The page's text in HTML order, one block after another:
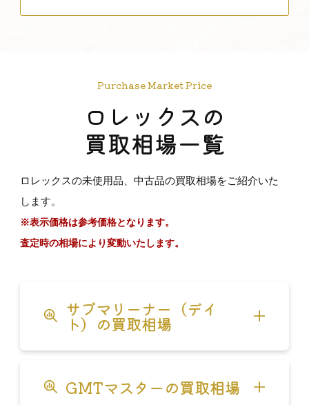
Purchase Market Price
ロレックスの
買取相場一覧
ロレックスの未使用品、中古品の買取相場をご紹介いた
します。
※表示価格は参考価格となります。
査定時の相場により変動いたします。
サブマリーナー（デイ
ト）の買取相場
サブマリーナー Ref.124060
未使用品
GMTマスターの買取相場